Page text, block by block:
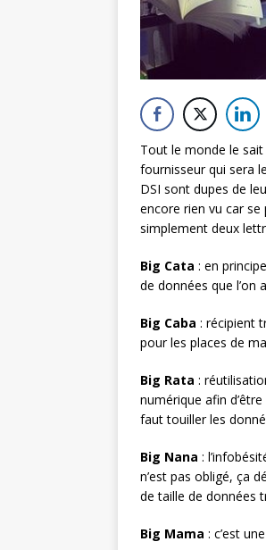
Tout le monde le
fournisseur qui sera
DSI sont dupes de
encore rien vu car
simplement deux
Big Cata : en
de données que l’on
Big Caba : récipient
pour les places de
Big Rata :
numérique afin
faut touiller les
Big Nana :
n’est pas obligé, ça
de taille de données
Big Mama : c’est